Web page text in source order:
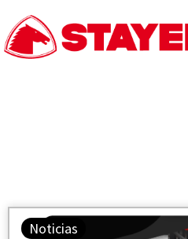
Noticias